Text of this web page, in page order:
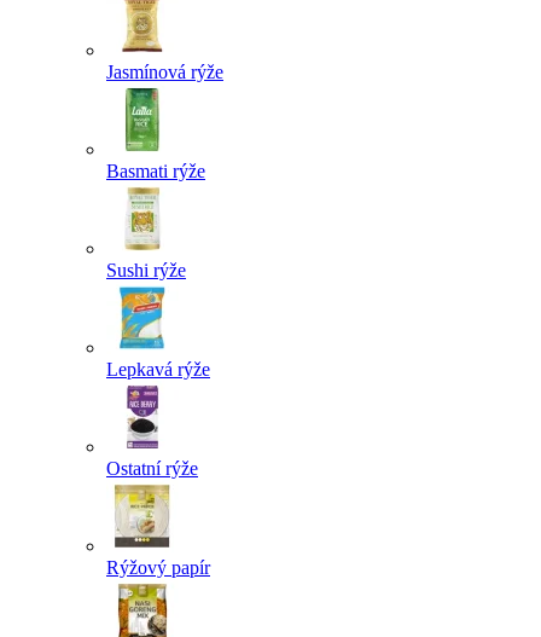
Jasmínová rýže
Basmati rýže
Sushi rýže
Lepkavá rýže
Ostatní rýže
Rýžový papír